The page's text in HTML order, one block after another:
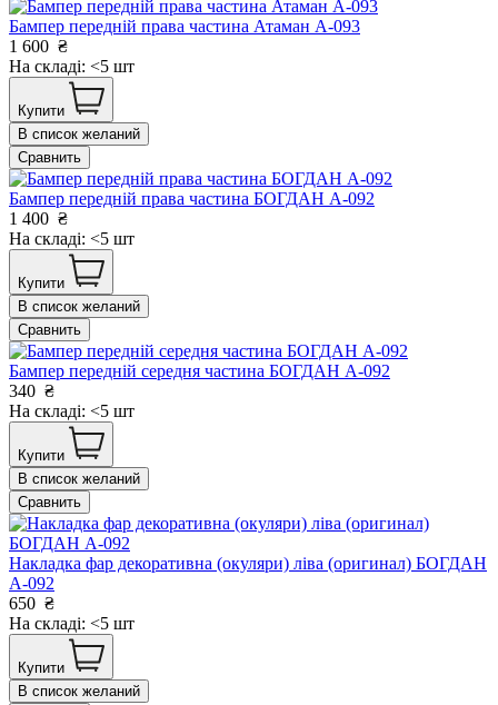
Бампер передній права частина Атаман А-093
1 600 ₴
На складі: <5 шт
Купити
В список желаний
Сравнить
Бампер передній права частина БОГДАН А-092
1 400 ₴
На складі: <5 шт
Купити
В список желаний
Сравнить
Бампер передній середня частина БОГДАН А-092
340 ₴
На складі: <5 шт
Купити
В список желаний
Сравнить
Накладка фар декоративна (окуляри) ліва (оригинал) БОГДАН
А-092
650 ₴
На складі: <5 шт
Купити
В список желаний